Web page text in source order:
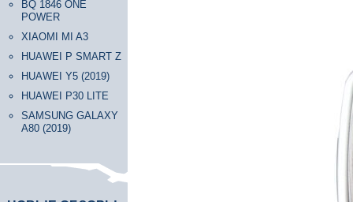
BQ 1846 ONE
POWER
XIAOMI MI A3
HUAWEI P SMART Z
HUAWEI Y5 (2019)
HUAWEI P30 LITE
SAMSUNG GALAXY
A80 (2019)